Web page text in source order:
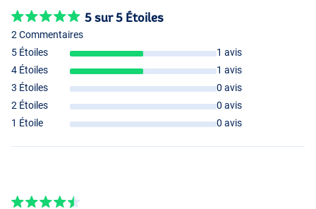
5 sur 5 Étoiles
2 Commentaires
5 Étoiles
1 avis
4 Étoiles
1 avis
3 Étoiles
0 avis
2 Étoiles
0 avis
1 Étoile
0 avis